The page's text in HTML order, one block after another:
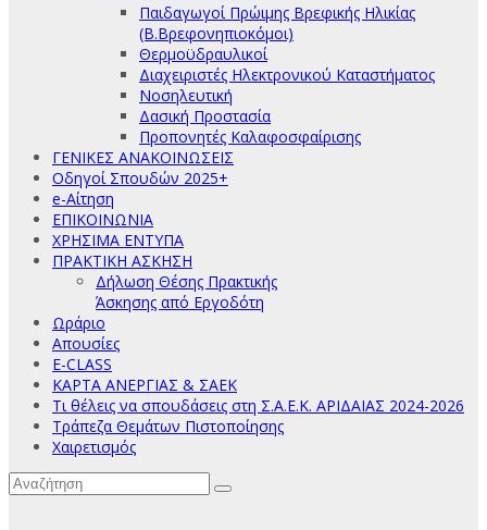
Παιδαγωγοί Πρώιμης Βρεφικής Ηλικίας
(Β.Βρεφονηπιοκόμοι)
Θερμοϋδραυλικοί
Διαχειριστές Ηλεκτρονικού Καταστήματος
Νοσηλευτική
Δασική Προστασία
Προπονητές Καλαφοσφαίρισης
ΓΕΝΙΚΕΣ ΑΝΑΚΟΙΝΩΣΕΙΣ
Οδηγοί Σπουδών 2025+
e-Αίτηση
ΕΠΙΚΟΙΝΩΝΙΑ
ΧΡΗΣΙΜΑ ΕΝΤΥΠΑ
ΠΡΑΚΤΙΚΗ ΑΣΚΗΣΗ
Δήλωση Θέσης Πρακτικής
Άσκησης από Εργοδότη
Ωράριο
Απουσίες
E-CLASS
ΚΑΡΤΑ ΑΝΕΡΓΙΑΣ & ΣΑΕΚ
Τι θέλεις να σπουδάσεις στη Σ.Α.Ε.Κ. ΑΡΙΔΑΙΑΣ 2024-2026
Τράπεζα Θεμάτων Πιστοποίησης
Χαιρετισμός